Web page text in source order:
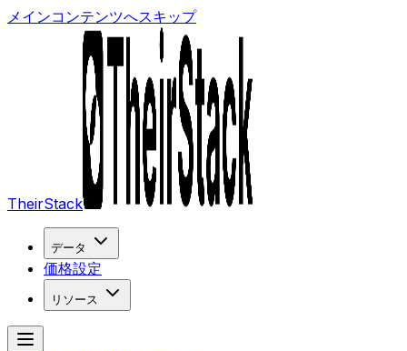
メインコンテンツへスキップ
TheirStack
データ
価格設定
リソース